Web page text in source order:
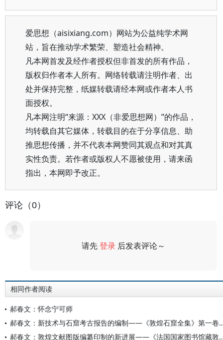
爱思想（aisixiang.com）网站为公益纯学术网
站，旨在推动学术繁荣、塑造社会精神。
凡本网首发及经作者授权但非首发的所有作品，
版权归作者本人所有。网络转载请注明作者、出
处并保持完整，纸媒转载请经本网或作者本人书
面授权。
凡本网注明“来源：XXX（非爱思想网）”的作品，
均转载自其它媒体，转载目的在于分享信息、助
推思想传播，并不代表本网赞同其观点和对其真
实性负责。若作者或版权人不愿被使用，请来函
指出，本网即予改正。
评论（0）
请先登录 后发表评论～
相同作者阅读
郝春文：怀念宁可师
郝春文：新技术与石窟考古报告
郝春文：敦煌文献图版编纂印制